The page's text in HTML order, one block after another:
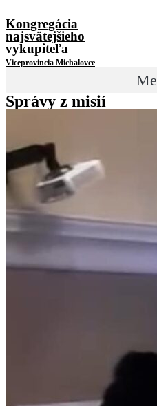
Kongregácia
najsvätejšieho
vykupiteľa
Viceprovincia Michalovce
Správy z misií